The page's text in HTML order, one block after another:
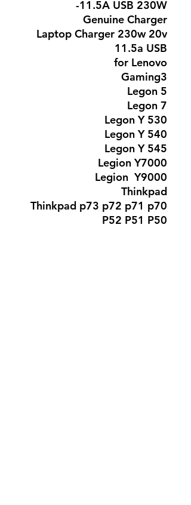
11.5A USB 230W-
Genuine Charger
Laptop Charger 230w 20v
11.5a USB
for Lenovo
Gaming3
Legon 5
Legon 7
Legon Y 530
Legon Y 540
Legon Y 545
Legion Y7000
Legion Y9000
Thinkpad
Thinkpad p73 p72 p71 p70
P52 P51 P50